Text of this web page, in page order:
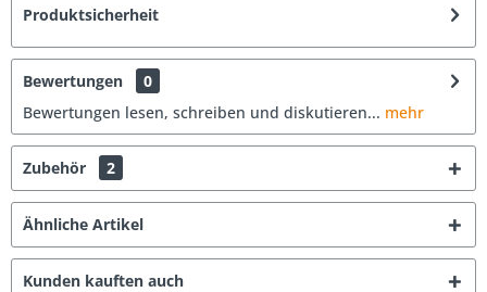
Produktsicherheit
Bewertungen
0
Bewertungen lesen, schreiben und diskutieren... mehr
Zubehör 2
Ähnliche Artikel
Kunden kauften auch